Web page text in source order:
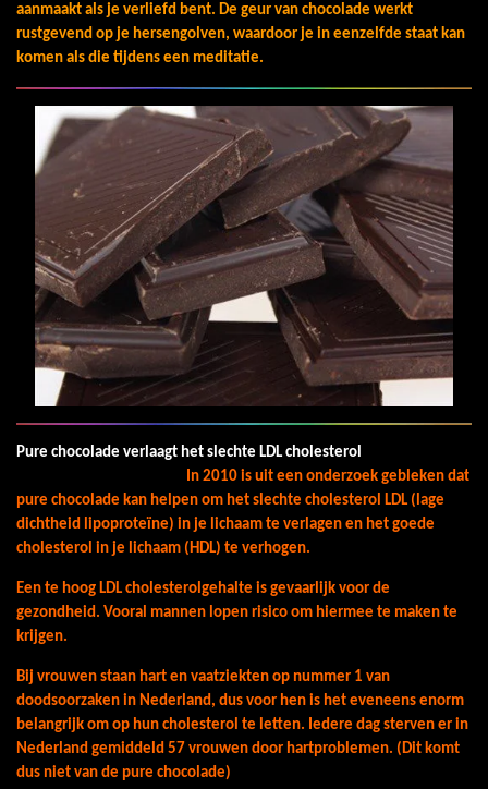
aanmaakt als je verliefd bent. De geur van chocolade werkt
rustgevend op je hersengolven, waardoor je in eenzelfde staat kan
komen als die tijdens een meditatie.
Pure chocolade verlaagt het slechte LDL cholesterol
In 2010 is uit een onderzoek gebleken dat
pure chocolade kan helpen om het slechte cholesterol LDL (lage
dichtheid lipoproteïne) in je lichaam te verlagen en het goede
cholesterol in je lichaam (HDL) te verhogen.
Een te hoog LDL cholesterolgehalte is gevaarlijk voor de
gezondheid. Vooral mannen lopen risico om hiermee te maken te
krijgen.
Bij vrouwen staan hart en vaatziekten op nummer 1 van
doodsoorzaken in Nederland, dus voor hen is het eveneens enorm
belangrijk om op hun cholesterol te letten. Iedere dag sterven er in
Nederland gemiddeld 57 vrouwen door hartproblemen. (Dit komt
dus niet van de pure chocolade)